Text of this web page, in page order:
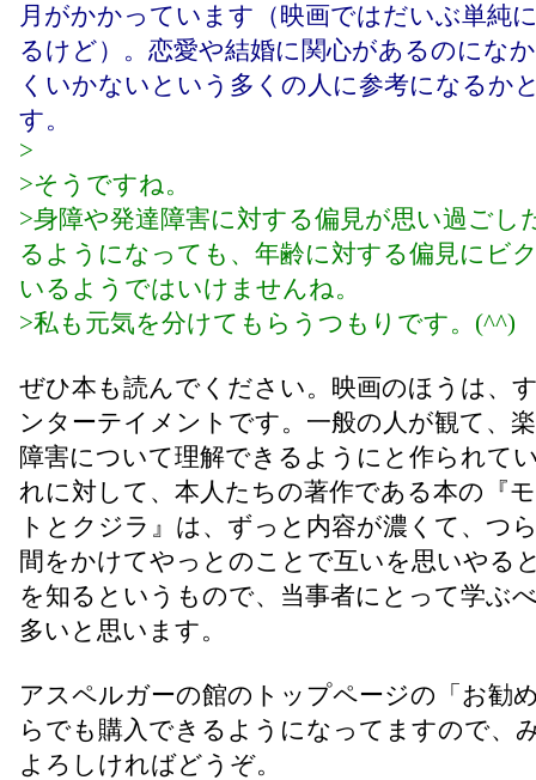
月がかかっています（映画ではだいぶ単純
るけど）。恋愛や結婚に関心があるのにな
くいかないという多くの人に参考になるか
す。
>
>そうですね。
>身障や発達障害に対する偏見が思い過ごし
るようになっても、年齢に対する偏見にビ
いるようではいけませんね。
>私も元気を分けてもらうつもりです。(^^)
ぜひ本も読んでください。映画のほうは、
ンターテイメントです。一般の人が観て、
障害について理解できるようにと作られて
れに対して、本人たちの著作である本の『
トとクジラ』は、ずっと内容が濃くて、つ
間をかけてやっとのことで互いを思いやる
を知るというもので、当事者にとって学ぶ
多いと思います。
アスペルガーの館のトップページの「お勧
らでも購入できるようになってますので、
よろしければどうぞ。